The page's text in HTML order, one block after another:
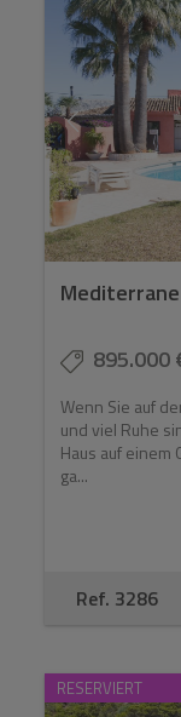
895.000
Wenn Sie auf
und viel Ruhe
Haus auf einem
ga...
Ref. 3286
RESERVIERT